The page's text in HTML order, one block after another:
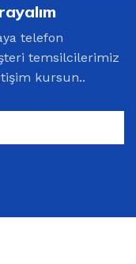
telefon
temsilcilerimiz
kursun..